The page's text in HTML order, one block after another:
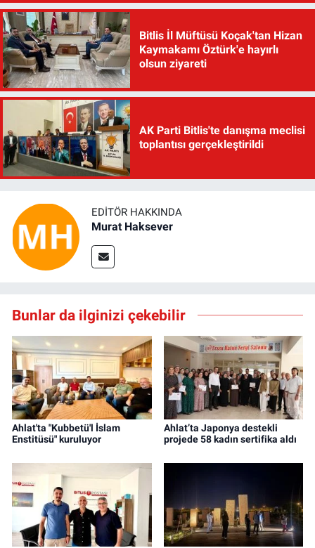
Bitlis İl Müftüsü Koçak'tan Hizan
Kaymakamı Öztürk'e hayırlı
olsun ziyareti
AK Parti Bitlis'te danışma meclisi
toplantısı gerçekleştirildi
EDITÖR HAKKINDA
Murat Haksever
Bunlar da ilginizi çekebilir
Ahlat'ta "Kubbetü'l İslam
Enstitüsü" kuruluyor
Ahlat’ta Japonya destekli
projede 58 kadın sertifika aldı